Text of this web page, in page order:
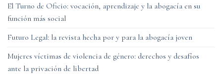
El Turno de Oficio: vocación, aprendizaje y la abogacía en su
función más social
Futuro Legal: la revista hecha por y para la abogacía joven
Mujeres víctimas de violencia de género: derechos y desafíos
ante la privación de libertad